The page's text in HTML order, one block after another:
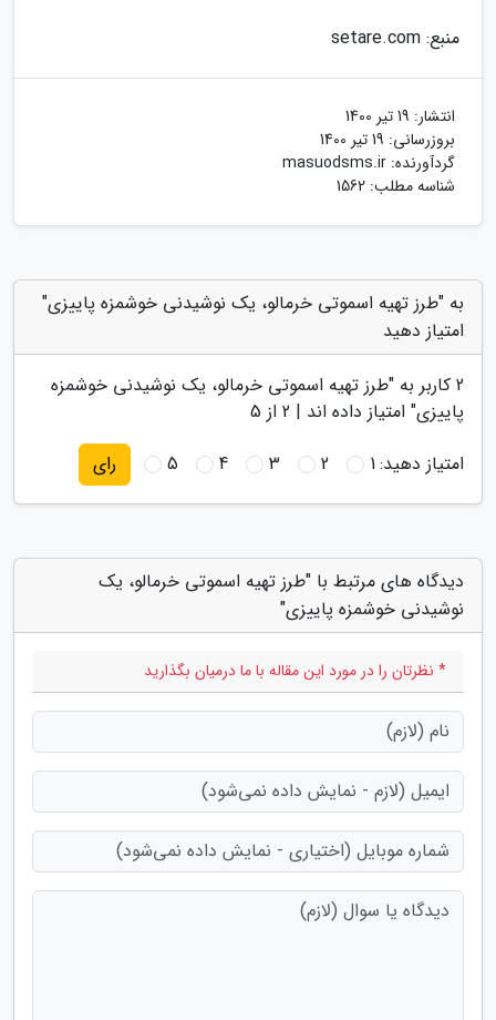
منبع: setare.com
انتشار: 19 تیر 1400
بروزرسانی: 19 تیر 1400
گردآورنده: masuodsms.ir
شناسه مطلب: 1562
به "طرز تهیه اسموتی خرمالو، یک نوشیدنی خوشمزه پاییزی"
امتیاز دهید
2 کاربر به "طرز تهیه اسموتی خرمالو، یک نوشیدنی خوشمزه
پاییزی" امتیاز داده اند | 2 از 5
امتیاز دهید:1
2
3
4
5 رای
دیدگاه های مرتبط با "طرز تهیه اسموتی خرمالو، یک
نوشیدنی خوشمزه پاییزی"
* نظرتان را در مورد این مقاله با ما درمیان بگذارید